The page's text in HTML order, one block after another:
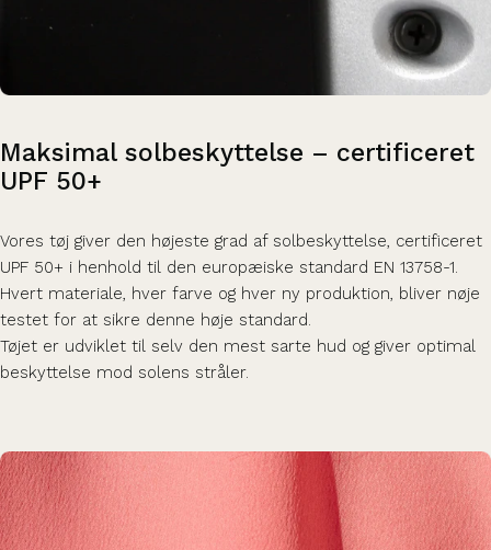
Maksimal solbeskyttelse – certificeret
UPF 50+
Vores tøj giver den højeste grad af solbeskyttelse, certificeret
UPF 50+ i henhold til den europæiske standard EN 13758-1.
Hvert materiale, hver farve og hver ny produktion, bliver nøje
testet for at sikre denne høje standard.
Tøjet er udviklet til selv den mest sarte hud og giver optimal
beskyttelse mod solens stråler.